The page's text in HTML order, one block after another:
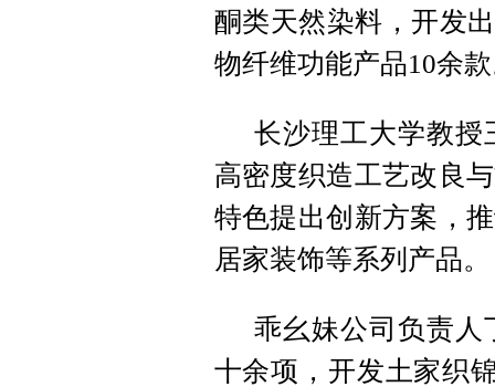
酮类天然染料，开发
物纤维功能产品10余
长沙理工大学教授
高密度织造工艺改良
特色提出创新方案，
居家装饰等系列产品。
乖幺妹公司负责人
十余项，开发土家织